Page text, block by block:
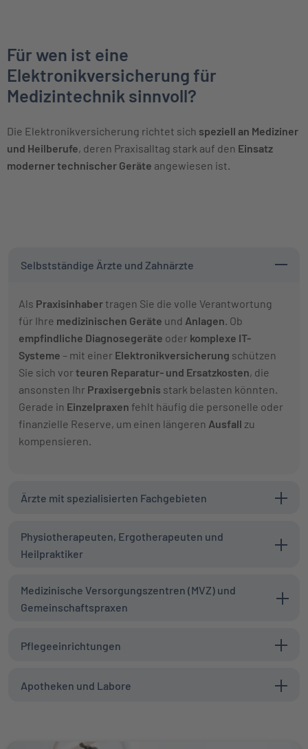
Für wen ist eine
Elektronikversicherung für
Medizintechnik sinnvoll?
Die Elektronikversicherung richtet sich speziell an Mediziner
und Heilberufe, deren Praxisalltag stark auf den Einsatz
moderner technischer Geräte angewiesen ist.
Selbstständige Ärzte und Zahnärzte
Als Praxisinhaber tragen Sie die volle Verantwortung
für Ihre medizinischen Geräte und Anlagen . Ob
empfindliche Diagnosegeräte oder komplexe IT-
Systeme – mit einer Elektronikversicherung schützen
Sie sich vorteuren Reparatur- und Ersatzkosten, die
ansonsten Ihr Praxisergebnis stark belasten könnten.
Gerade in Einzelpraxen fehlt häufig die personelle oder
finanzielle Reserve, um einen längeren Ausfall zu
kompensieren.
Ärzte mit spezialisierten Fachgebieten
Physiotherapeuten, Ergotherapeuten und
Heilpraktiker
Medizinische Versorgungszentren (MVZ) und
Gemeinschaftspraxen
Pflegeeinrichtungen
Apotheken und Labore